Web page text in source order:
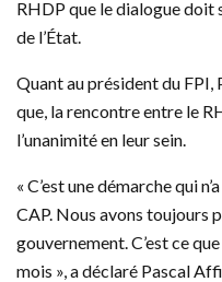
RHDP que le dialogue doit
de l’État.
Quant au président du FPI,
que, la rencontre entre le
l’unanimité en leur sein.
« C’est une démarche qui
CAP. Nous avons toujours
gouvernement. C’est ce
mois », a déclaré Pascal